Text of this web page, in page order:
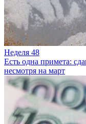
Неделя 48
Есть одна примета:
несмотря на март